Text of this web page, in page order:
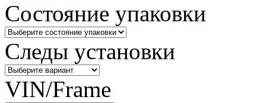
Состояние упаковки
Следы установки
VIN/Frame